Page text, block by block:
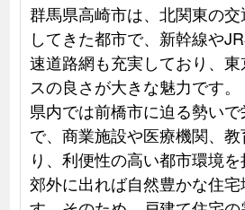
群馬県高崎市は、北関東の
してきた都市で、新幹線や
速道路網も充実しており、
スの良さが大きな魅力です。
県内では前橋市に迫る勢い
で、商業施設や医療機関、
り、利便性の高い都市環境
郊外に出れば自然豊かな住